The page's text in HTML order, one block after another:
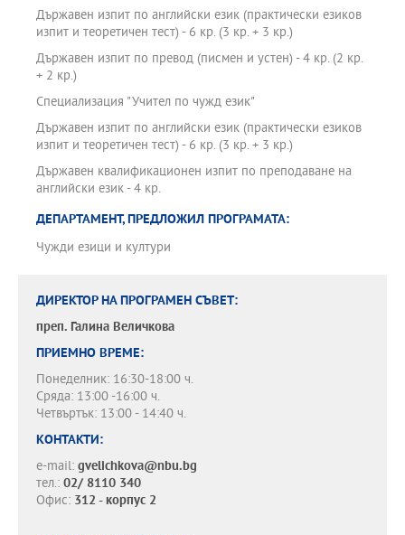
Държавен изпит по английски език (практически езиков
изпит и теоретичен тест) - 6 кр. (3 кр. + 3 кр.)
Държавен изпит по превод (писмен и устен) - 4 кр. (2 кр.
+ 2 кр.)
Специализация "Учител по чужд език"
Държавен изпит по английски език (практически езиков
изпит и теоретичен тест) - 6 кр. (3 кр. + 3 кр.)
Държавен квалификационен изпит по преподаване на
английски език - 4 кр.
ДЕПАРТАМЕНТ, ПРЕДЛОЖИЛ ПРОГРАМАТА:
Чужди езици и култури
ДИРЕКТОР НА ПРОГРАМЕН СЪВЕТ:
преп. Галина Величкова
ПРИЕМНО ВРЕМЕ:
Понеделник: 16:30-18:00 ч.
Сряда: 13:00 -16:00 ч.
Четвъртък: 13:00 - 14:40 ч.
КОНТАКТИ:
e-mail: gvelichkova@nbu.bg
тел.: 02/ 8110 340
Офис: 312 - корпус 2